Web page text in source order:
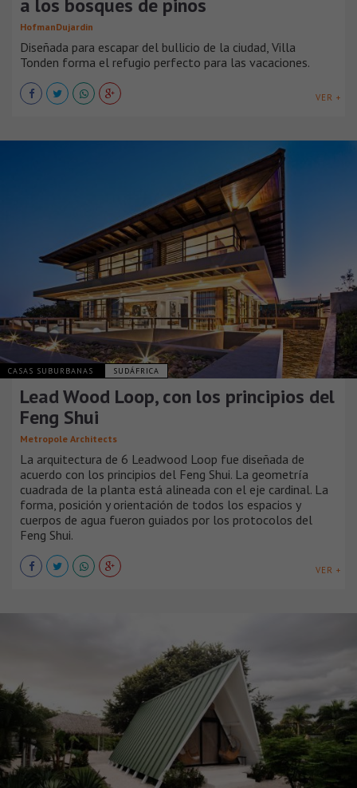
a los bosques de pinos
HofmanDujardin
Diseñada para escapar del bullicio de la ciudad, Villa
Tonden forma el refugio perfecto para las vacaciones.
VER +
CASAS SUBURBANAS SUDÁFRICA
Lead Wood Loop, con los principios del
Feng Shui
Metropole Architects
La arquitectura de 6 Leadwood Loop fue diseñada de
acuerdo con los principios del Feng Shui. La geometría
cuadrada de la planta está alineada con el eje cardinal. La
forma, posición y orientación de todos los espacios y
cuerpos de agua fueron guiados por los protocolos del
Feng Shui.
VER +